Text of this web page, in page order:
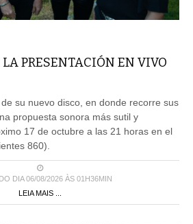
PRESENTACIÓN EN VIVO
su nuevo disco, en donde recorre sus
propuesta sonora más sutil y
17 de octubre a las 21 horas en el
860).
DIA 06/08/2026 ÀS 01H36MIN
LEIA MAIS ...